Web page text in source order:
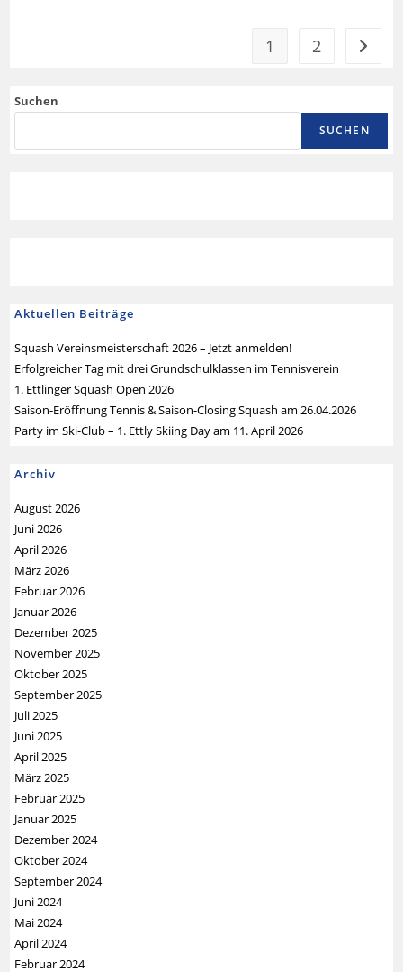
1 2
Suchen
SUCHEN
Aktuellen Beiträge
Squash Vereinsmeisterschaft 2026 – Jetzt anmelden!
Erfolgreicher Tag mit drei Grundschulklassen im Tennisverein
1. Ettlinger Squash Open 2026
Saison-Eröffnung Tennis & Saison-Closing Squash am 26.04.2026
Party im Ski-Club – 1. Ettly Skiing Day am 11. April 2026
Archiv
August 2026
Juni 2026
April 2026
März 2026
Februar 2026
Januar 2026
Dezember 2025
November 2025
Oktober 2025
September 2025
Juli 2025
Juni 2025
April 2025
März 2025
Februar 2025
Januar 2025
Dezember 2024
Oktober 2024
September 2024
Juni 2024
Mai 2024
April 2024
Februar 2024